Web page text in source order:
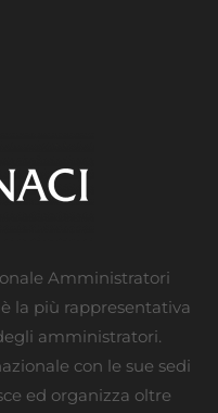
Amministratori
la più rappresentativa
amministratori.
con le sue sedi
ed organizza oltre